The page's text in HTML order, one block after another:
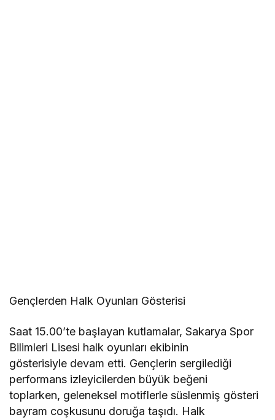
Gençlerden Halk Oyunları Gösterisi
Saat 15.00’te başlayan kutlamalar, Sakarya Spor
Bilimleri Lisesi halk oyunları ekibinin
gösterisiyle devam etti. Gençlerin sergilediği
performans izleyicilerden büyük beğeni
toplarken, geleneksel motiflerle süslenmiş gösteri
bayram coşkusunu doruğa taşıdı. Halk